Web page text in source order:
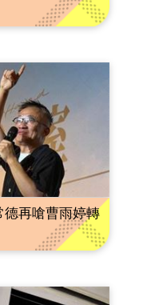
再嗆曹雨婷轉